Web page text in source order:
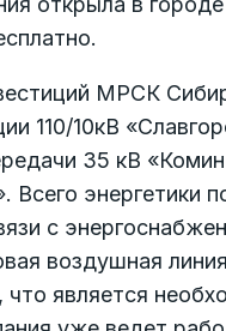
МРСК
110/10кВ
35 кВ
Всего
с
воздушная
что является